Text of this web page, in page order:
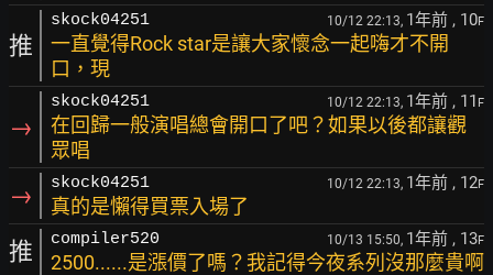
推
skock04251 10/12 22:13, 1年前 , 10F
一直覺得Rock star是讓大家懷念一起嗨才不開
口，現
→
skock04251 10/12 22:13, 1年前 , 11 F
在回歸一般演唱總會開口了吧？如果以後都讓觀
眾唱
→ skock04251 10/12 22:13, 1年前 , 12F
真的是懶得買票入場了
推 compiler520 10/13 15:50, 1年前 , 13F
2500......是漲價了嗎？我記得今夜系列沒那麼貴啊